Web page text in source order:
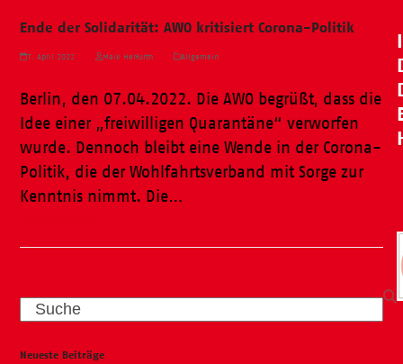
Ende der Solidarität: AWO kritisiert Corona-Politik
7. April 2022 Maik Herfurth Allgemein
Berlin, den 07.04.2022. Die AWO begrüßt, dass die
Idee einer „freiwilligen Quarantäne“ verworfen
wurde. Dennoch bleibt eine Wende in der Corona-
Politik, die der Wohlfahrtsverband mit Sorge zur
Kenntnis nimmt. Die…
Search
Neueste Beiträge